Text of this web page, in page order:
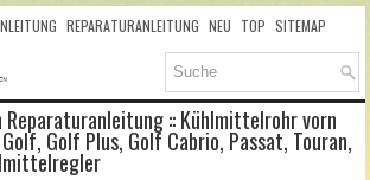
REPARATURANLEITUNG NEU TOP SITEMAP
Reparaturanleitung :: Kühlmittelrohr vorn
Golf Plus, Golf Cabrio, Passat, Touran,